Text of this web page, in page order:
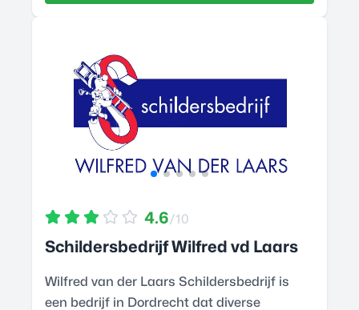
4.6/10
Schildersbedrijf Wilfred vd Laars
Wilfred van der Laars Schildersbedrijf is
een bedrijf in Dordrecht dat diverse